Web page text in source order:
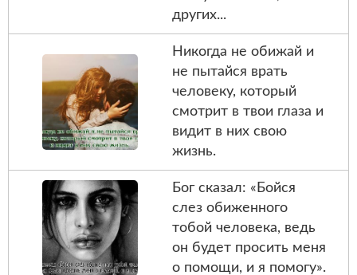
других...
Никогда не обижай и
не пытайся врать
человеку, который
смотрит в твои глаза и
видит в них свою
жизнь.
Бог сказал: «Бойся
слез обиженного
тобой человека, ведь
он будет просить меня
о помощи, и я помогу».